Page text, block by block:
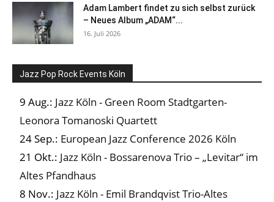
Adam Lambert findet zu sich selbst zurück
– Neues Album „ADAM“...
16. Juli 2026
Jazz Pop Rock Events Köln
9 Aug.: Jazz Köln - Green Room Stadtgarten-
Leonora Tomanoski Quartett
24 Sep.: European Jazz Conference 2026 Köln
21 Okt.: Jazz Köln - Bossarenova Trio – „Levitar“ im
Altes Pfandhaus
8 Nov.: Jazz Köln - Emil Brandqvist Trio-Altes